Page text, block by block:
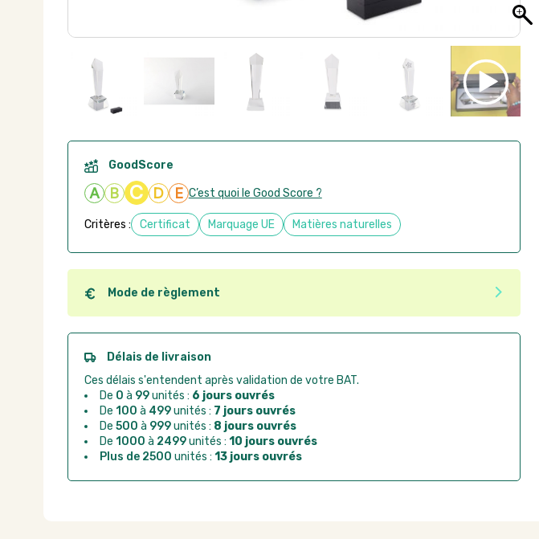
GoodScore
A B C D E C’est quoi le Good Score ?
Critères : Certificat Marquage UE Matières naturelles
Mode de règlement
Quel que soit le mode de règlement, vous pouvez passer commande en ligne sur
Good Act.
Paiement CB :paiement sécurisé par carte bancaire
Virement bancaire :
règlement sur facture après la commande
Chorus Pro :règlement par mandat administratif après la commande
Délais de livraison
Ces délais s'entendent après validation de votre BAT.
De 0 à 99unités : 6 jours ouvrés
De 100 à 499unités : 7 jours ouvrés
De 500 à 999unités : 8 jours ouvrés
De 1000 à 2499unités : 10 jours ouvrés
Plus de 2500 unités : 13 jours ouvrés